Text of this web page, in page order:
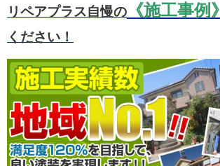
リペアプラス自慢の 《施工事例》
ください！